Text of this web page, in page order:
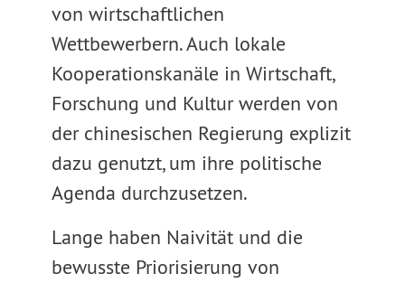
von wirtschaftlichen
Wettbewerbern. Auch lokale
Kooperationskanäle in Wirtschaft,
Forschung und Kultur werden von
der chinesischen Regierung explizit
dazu genutzt, um ihre politische
Agenda durchzusetzen.
Lange haben Naivität und die
bewusste Priorisierung von